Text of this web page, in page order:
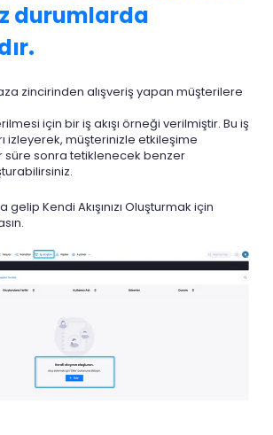
durumlarda
zincirinden alışveriş yapan müşterilere
için bir iş akışı örneği verilmiştir. Bu iş
izleyerek, müşterinizle etkileşime
süre sonra tetiklenecek benzer
gelip Kendi Akışınızı Oluşturmak için